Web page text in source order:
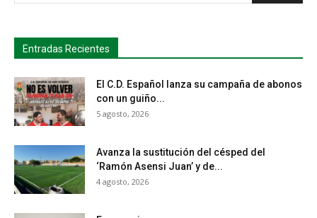
Entradas Recientes
El C.D. Español lanza su campaña de abonos
con un guiño...
5 agosto, 2026
Avanza la sustitución del césped del
‘Ramón Asensi Juan’ y de...
4 agosto, 2026